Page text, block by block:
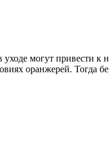
могут
оранжерей. Тогда